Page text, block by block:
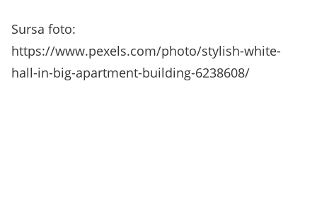
Sursa foto:
https://www.pexels.com/photo/stylish-white-
hall-in-big-apartment-building-6238608/